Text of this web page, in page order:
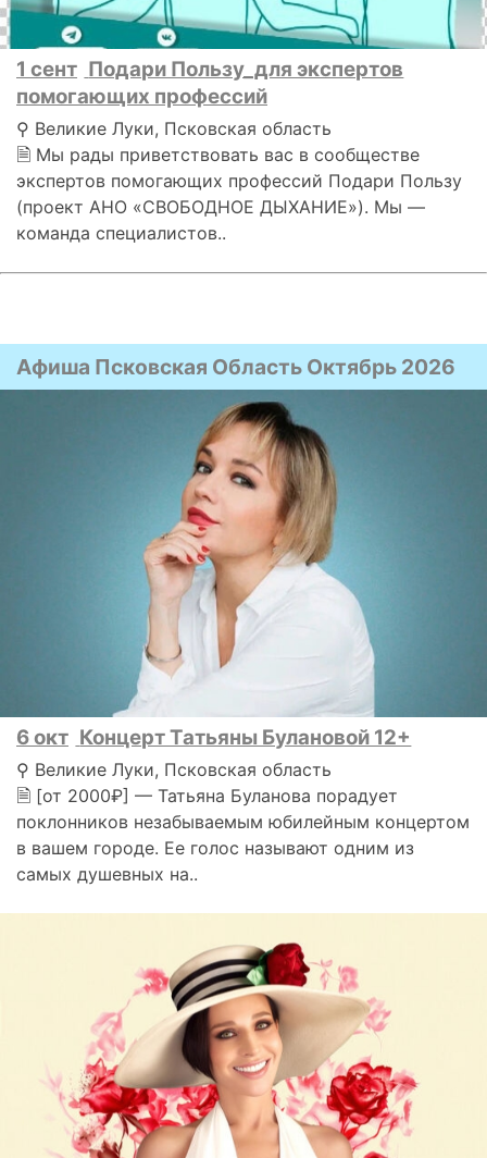
1 сент Подари Пользу_для экспертов
помогающих профессий
⚲ Великие Луки, Псковская область
🗎 Мы рады приветствовать вас в сообществе
экспертов помогающих профессий Подари Пользу
(проект АНО «СВОБОДНОЕ ДЫХАНИЕ»). Мы —
команда специалистов..
Афиша Псковская Область Октябрь 2026
6 окт Концерт Татьяны Булановой 12+
⚲ Великие Луки, Псковская область
🗎 [от 2000₽] — Татьяна Буланова порадует
поклонников незабываемым юбилейным концертом
в вашем городе. Ее голос называют одним из
самых душевных на..